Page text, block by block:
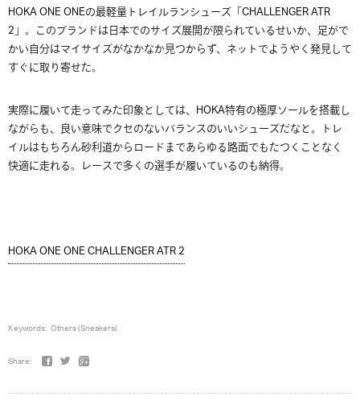
HOKA ONE ONEの最軽量トレイルランシューズ「CHALLENGER ATR
2」。このブランドは日本でのサイズ展開が限られているせいか、足がで
かい自分はマイサイズがなかなか見つからず、ネットでようやく発見して
すぐに取り寄せた。
実際に履いて走ってみた印象としては、HOKA特有の極厚ソールを搭載し
ながらも、良い意味でクセのないバランスのいいシューズだなと。トレ
イルはもちろん砂利道からロードまであらゆる路面でもたつくことなく
快適に走れる。レースで多くの選手が履いているのも納得。
HOKA ONE ONE CHALLENGER ATR 2
Keywords: Others (Sneakers)
Share: